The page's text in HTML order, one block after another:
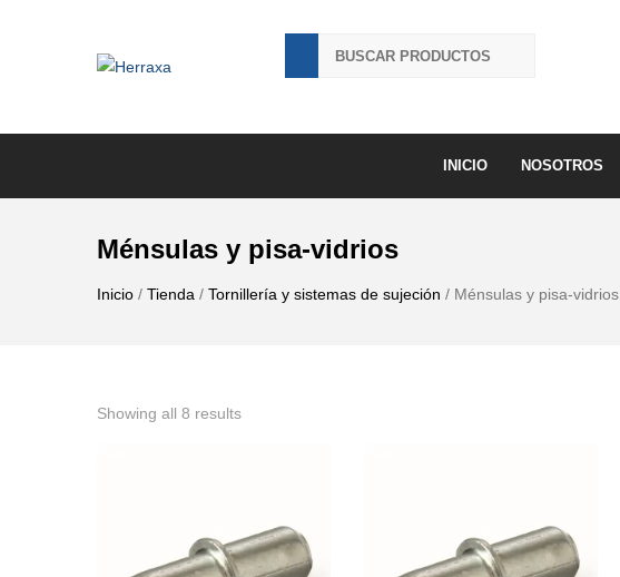
INICIO NOSOTROS
Ménsulas y pisa-vidrios
Inicio / Tienda / Tornillería y sistemas de sujeción / Ménsulas y pisa-vidrios
Showing all 8 results